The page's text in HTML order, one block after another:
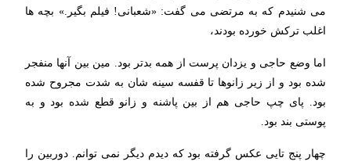
می شنیدم که به مرتضی می گفت: «شعبانی! فیلم بگیر.» بچه ها
اغلب ترکش خورده بودند،
اما وضع حاجی و یزدان پرست از همه بدتر بود. مین بین آنها منفجر
شده بود و از زیر زانوها تا قفسه سینه شان به شدت مجروح شده
بود. پای چپ حاجی هم از بین پاشنه و زانو قطع شده بود و به
پوستی بند بود.
چهار پنج تایی عکس گرفته بود که دیدم دیگر نمی توانم. دوربین را